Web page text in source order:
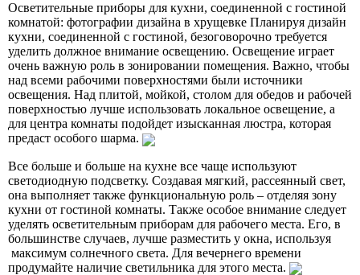
Осветительные приборы для кухни, соединенной с гостиной
комнатой: фотографии дизайна в хрущевке Планируя дизайн
кухни, соединенной с гостиной, безоговорочно требуется
уделить должное внимание освещению. Освещение играет
очень важную роль в зонировании помещения. Важно, чтобы
над всеми рабочими поверхностями были источники
освещения. Над плитой, мойкой, столом для обедов и рабочей
поверхностью лучше использовать локальное освещение, а
для центра комнаты подойдет изысканная люстра, которая
предаст особого шарма.
Все больше и больше на кухне все чаще используют
светодиодную подсветку. Создавая мягкий, рассеянный свет,
она выполняет также функциональную роль – отделяя зону
кухни от гостиной комнаты. Также особое внимание следует
уделять осветительным приборам для рабочего места. Его, в
большинстве случаев, лучше разместить у окна, используя
максимум солнечного света. Для вечернего времени
продумайте наличие светильника для этого места.